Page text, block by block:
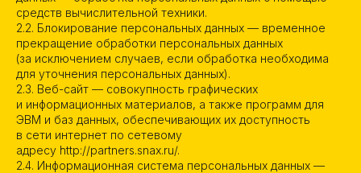
средств вычислительной техники.
2.2. Блокирование персональных данных — временное
прекращение обработки персональных данных
(за исключением случаев, если обработка необходима
для уточнения персональных данных).
2.3. Веб-сайт — совокупность графических
и информационных материалов, а также программ для
ЭВМ и баз данных, обеспечивающих их доступность
в сети интернет по сетевому
адресу http://partners.snax.ru/.
2.4. Информационная система персональных данных —